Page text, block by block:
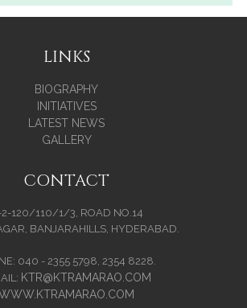
LINKS
BIOGRAPHY
INITIATIVES
LATEST NEWS
GALLERY
CONTACT
120/110/1/3, ROAD NO.14
BANJARAHILLS, HYDERABAD.
040 - 2355 5798, 2354 8228.
KTR@KTRAMARAO.COM